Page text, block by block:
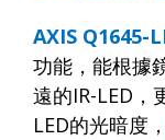
AXIS Q1645-
功能 ， 能根據
遠的IR-LED
LED的光暗度，